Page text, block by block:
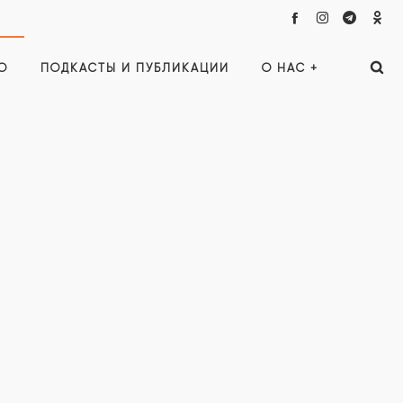
ПОДКАСТЫ И ПУБЛИКАЦИИ О НАС +